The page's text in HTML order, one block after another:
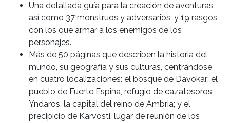
Una detallada guía para la creación de aventuras,
así como 37 monstruos y adversarios, y 19 rasgos
con los que armar a los enemigos de los
personajes.
Más de 50 páginas que describen la historia del
mundo, su geografía y sus culturas, centrándose
en cuatro localizaciones: el bosque de Davokar; el
pueblo de Fuerte Espina, refugio de cazatesoros;
Yndaros, la capital del reino de Ambria; y el
precipicio de Karvosti, lugar de reunión de los